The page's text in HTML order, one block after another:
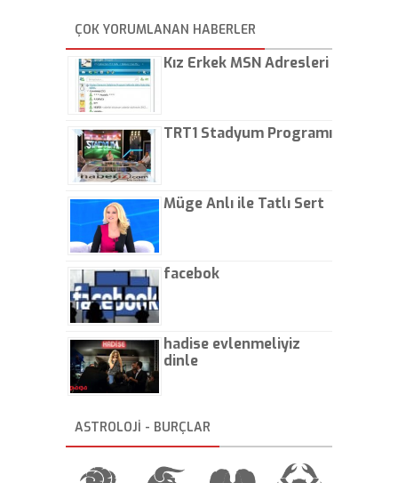
kaptırıyorsunuz. - Kayhan
Gezenti
ÇOK YORUMLANAN HABERLER
Kız Erkek MSN Adresleri
TRT1 Stadyum Programı
Müge Anlı ile Tatlı Sert
facebok
hadise evlenmeliyiz
dinle
ASTROLOJİ - BURÇLAR